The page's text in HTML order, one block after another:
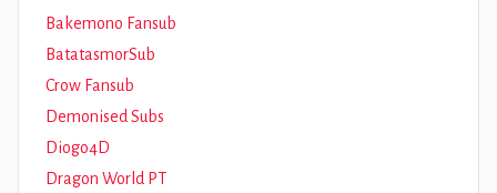
Bakemono Fansub
BatatasmorSub
Crow Fansub
Demonised Subs
Diogo4D
Dragon World PT